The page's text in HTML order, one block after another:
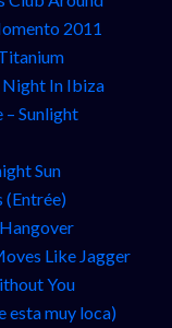
2011
Night In Ibiza
Sunlight
Sun
(Entrée)
Like Jagger
You
esta muy loca)